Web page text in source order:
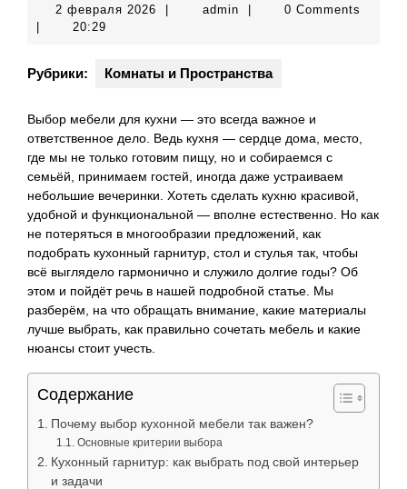
2 февраля 2026 adminadmin
0 Comments
20:29
Рубрики: Комнаты и Пространства
Выбор мебели для кухни — это всегда важное и
ответственное дело. Ведь кухня — сердце дома, место,
где мы не только готовим пищу, но и собираемся с
семьёй, принимаем гостей, иногда даже устраиваем
небольшие вечеринки. Хотеть сделать кухню красивой,
удобной и функциональной — вполне естественно. Но как
не потеряться в многообразии предложений, как
подобрать кухонный гарнитур, стол и стулья так, чтобы
всё выглядело гармонично и служило долгие годы? Об
этом и пойдёт речь в нашей подробной статье. Мы
разберём, на что обращать внимание, какие материалы
лучше выбрать, как правильно сочетать мебель и какие
нюансы стоит учесть.
Содержание
Почему выбор кухонной мебели так важен?
Основные критерии выбора
Кухонный гарнитур: как выбрать под свой интерьер
и задачи